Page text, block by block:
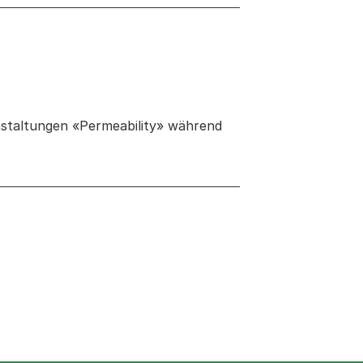
«Permeability» während